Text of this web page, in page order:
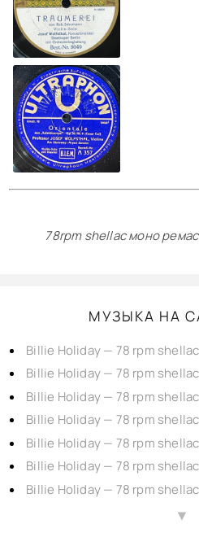
78rpm shellac моно
МУЗЫКА НА
Billie Holiday — 78 rpm
Billie Holiday — 78 rpm
Billie Holiday — 78 rpm
Billie Holiday — 78 rpm shellac
Billie Holiday — 78 rpm
Billie Holiday — 78 rpm
Billie Holiday — 78 rpm
Billie Holiday — 78 rpm shellac
▲